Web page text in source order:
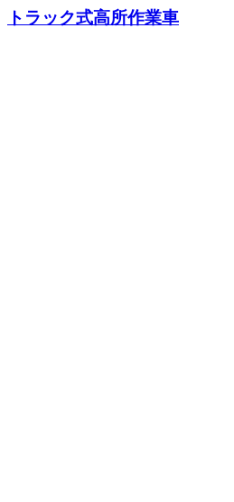
トラック式高所作業車